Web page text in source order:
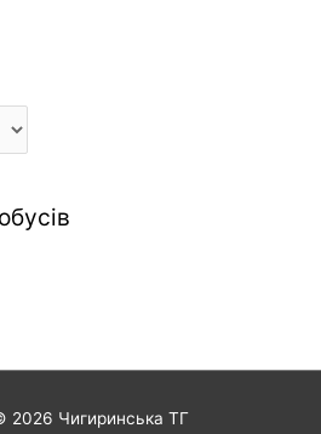
2026 Чигиринська ТГ